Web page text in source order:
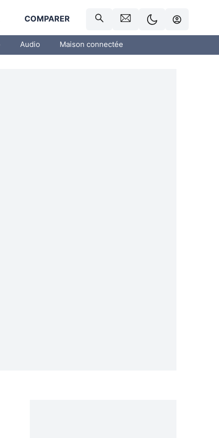
COMPARER
Audio Maison connectée